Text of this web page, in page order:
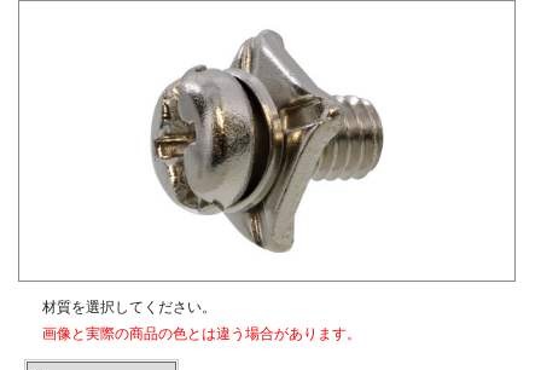
材質を選択してください。
画像と実際の商品の色とは違う場合があります。